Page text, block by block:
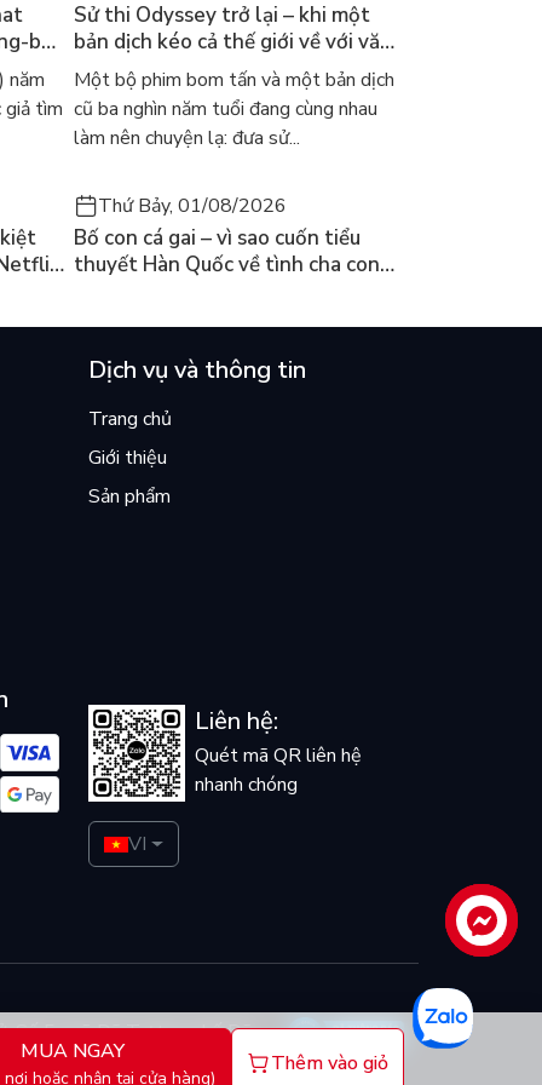
bok
năm
tìm
Sử thi Odyssey trở lại – khi một
bản dịch kéo cả thế giới về với văn
học kinh điển
Một bộ phim bom tấn và một bản dịch
cũ ba nghìn năm tuổi đang cùng nhau
làm nên chuyện lạ: đưa sử...
Thứ Bảy, 01/08/2026
Bố con cá gai – vì sao cuốn tiểu
thuyết Hàn Quốc về tình cha con
MUA NGAY
nơi hoặc nhận tại cửa hàng)
Thêm vào giỏ
Dịch vụ và thông tin
Trang chủ
Giới thiệu
Sản phẩm
Liên hệ:
Quét mã QR liên hệ
nhanh chóng
VI
5 ngõ Dã Tương, phố Dã
Liên hệ